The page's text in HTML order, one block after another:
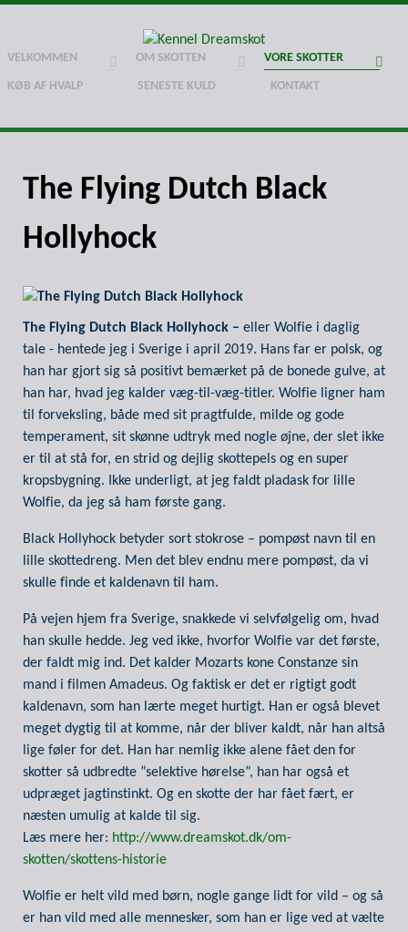
VELKOMMEN OM SKOTTEN VORE SKOTTER
KØB AF HVALP SENESTE KULD KONTAKT
The Flying Dutch Black
Hollyhock
The Flying Dutch Black Hollyhock – eller Wolfie i daglig
tale - hentede jeg i Sverige i april 2019. Hans far er polsk, og
han har gjort sig så positivt bemærket på de bonede gulve, at
han har, hvad jeg kalder væg-til-væg-titler. Wolfie ligner ham
til forveksling, både med sit pragtfulde, milde og gode
temperament, sit skønne udtryk med nogle øjne, der slet ikke
er til at stå for, en strid og dejlig skottepels og en super
kropsbygning. Ikke underligt, at jeg faldt pladask for lille
Wolfie, da jeg så ham første gang.
Black Hollyhock betyder sort stokrose – pompøst navn til en
lille skottedreng. Men det blev endnu mere pompøst, da vi
skulle finde et kaldenavn til ham.
På vejen hjem fra Sverige, snakkede vi selvfølgelig om, hvad
han skulle hedde. Jeg ved ikke, hvorfor Wolfie var det første,
der faldt mig ind. Det kalder Mozarts kone Constanze sin
mand i filmen Amadeus. Og faktisk er det er rigtigt godt
kaldenavn, som han lærte meget hurtigt. Han er også blevet
meget dygtig til at komme, når der bliver kaldt, når han altså
lige føler for det. Han har nemlig ikke alene fået den for
skotter så udbredte ”selektive hørelse”, han har også et
udpræget jagtinstinkt. Og en skotte der har fået fært, er
næsten umulig at kalde til sig.
Læs mere her: http://www.dreamskot.dk/om-
skotten/skottens-historie
Wolfie er helt vild med børn, nogle gange lidt for vild – og så
er han vild med alle mennesker, som han er lige ved at vælte